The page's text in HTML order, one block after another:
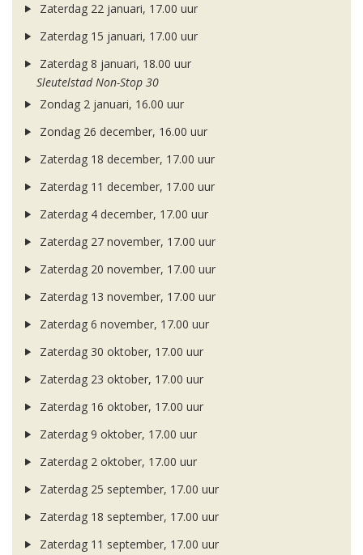
Zaterdag 22 januari, 17.00 uur
Zaterdag 15 januari, 17.00 uur
Zaterdag 8 januari, 18.00 uur
Sleutelstad Non-Stop 30
Zondag 2 januari, 16.00 uur
Zondag 26 december, 16.00 uur
Zaterdag 18 december, 17.00 uur
Zaterdag 11 december, 17.00 uur
Zaterdag 4 december, 17.00 uur
Zaterdag 27 november, 17.00 uur
Zaterdag 20 november, 17.00 uur
Zaterdag 13 november, 17.00 uur
Zaterdag 6 november, 17.00 uur
Zaterdag 30 oktober, 17.00 uur
Zaterdag 23 oktober, 17.00 uur
Zaterdag 16 oktober, 17.00 uur
Zaterdag 9 oktober, 17.00 uur
Zaterdag 2 oktober, 17.00 uur
Zaterdag 25 september, 17.00 uur
Zaterdag 18 september, 17.00 uur
Zaterdag 11 september, 17.00 uur